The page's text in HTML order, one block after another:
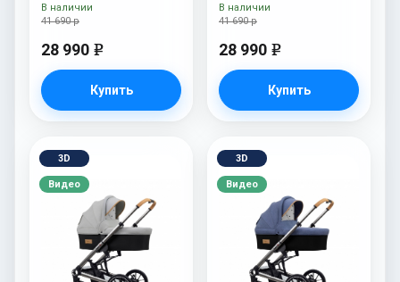
41 690 р
28 990 e
Купить
В наличии
41 690 р
28 990 e
Купить
В наличии
3D
Видео
3D
Видео